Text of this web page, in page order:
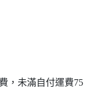
，未滿自付運費75